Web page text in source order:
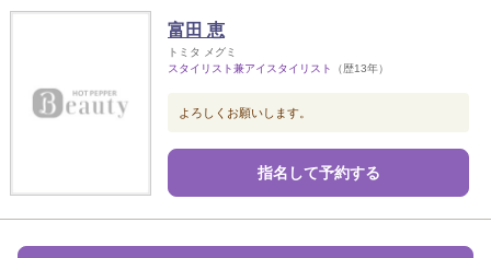
富田 恵
トミタ メグミ
スタイリスト兼アイスタイリスト
（歴13年）
よろしくお願いします。
指名して予約する